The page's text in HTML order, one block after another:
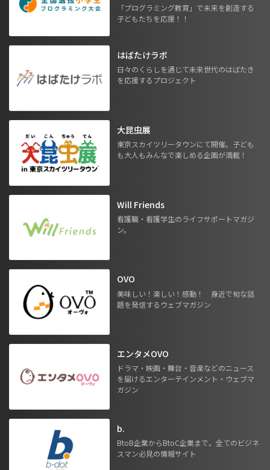
「プログラミング教育」で未来を創造する
子どもたちを応援！！
はばたけラボ
日々のくらしを通じて未来世代のはばたき
を応援するプロジェクト
大昆虫展
東京スカイツリータウンにて開催。子ども
も大人もみんなで楽しめる企画が満載！
Will Friends
看護職・看護学生のライフサポートマガジ
ン。
OVO
美味しい！楽しい！感動！ 身近で旬な話
題を発信するウェブマガジン
エンタメOVO
ドラマ・映画・舞台・音楽などのニュース
を届けるエンターテインメント・ウェブマ
ガジン
b.
BtoB企業からBtoC企業まで。全てのビジネ
スマン必見の情報サイト